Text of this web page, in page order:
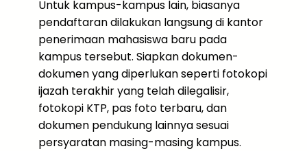
Untuk kampus-kampus lain, biasanya
pendaftaran dilakukan langsung di kantor
penerimaan mahasiswa baru pada
kampus tersebut. Siapkan dokumen-
dokumen yang diperlukan seperti fotokopi
ijazah terakhir yang telah dilegalisir,
fotokopi KTP, pas foto terbaru, dan
dokumen pendukung lainnya sesuai
persyaratan masing-masing kampus.